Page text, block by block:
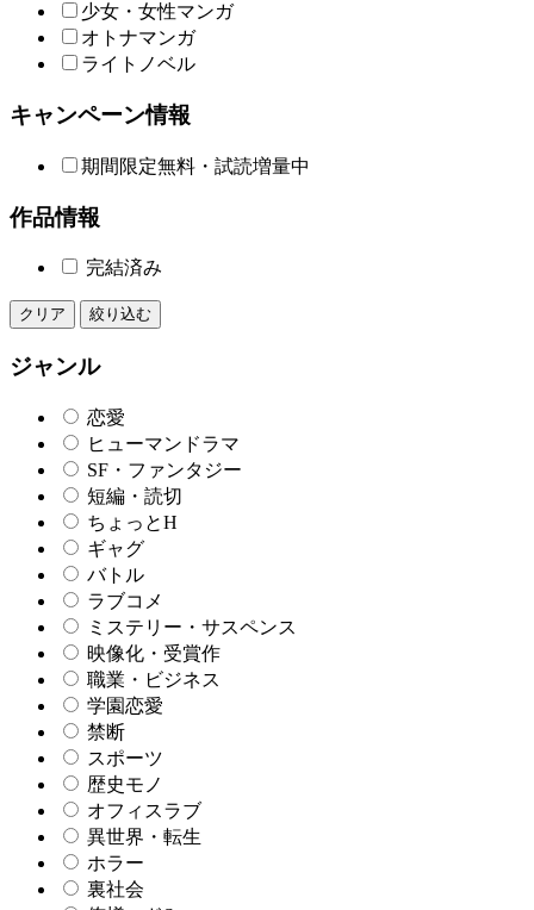
少女・女性マンガ
オトナマンガ
ライトノベル
キャンペーン情報
期間限定無料・試読増量中
作品情報
完結済み
クリア 絞り込む
ジャンル
恋愛
ヒューマンドラマ
SF・ファンタジー
短編・読切
ちょっとH
ギャグ
バトル
ラブコメ
ミステリー・サスペンス
映像化・受賞作
職業・ビジネス
学園恋愛
禁断
スポーツ
歴史モノ
オフィスラブ
異世界・転生
ホラー
裏社会